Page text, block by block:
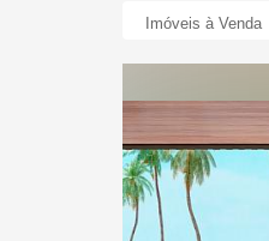
Imóveis à Venda